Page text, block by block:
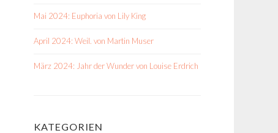
Mai 2024: Euphoria von Lily King
April 2024: Weil. von Martin Muser
März 2024: Jahr der Wunder von Louise Erdrich
KATEGORIEN